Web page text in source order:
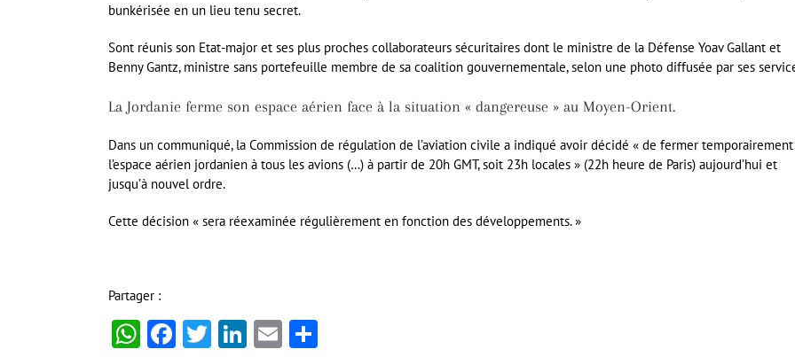
bunkérisée en un lieu tenu secret.
Sont réunis son Etat-major et ses plus proches collaborateurs sécuritaires dont le ministre de la Défense Yoav Gallant et
Benny Gantz, ministre sans portefeuille membre de sa coalition gouvernementale, selon une photo diffusée par ses
La Jordanie ferme son espace aérien face à la situation « dangereuse » au Moyen-Orient.
Dans un communiqué, la Commission de régulation de l’aviation civile a indiqué avoir décidé « de fermer temporairement
l’espace aérien jordanien à tous les avions (…) à partir de 20h GMT, soit 23h locales » (22h heure de Paris) aujourd’hui et
jusqu’à nouvel ordre.
Cette décision « sera réexaminée régulièrement en fonction des développements. »
Partager :
WhatsApp
Facebook
Twitter
LinkedIn
Email